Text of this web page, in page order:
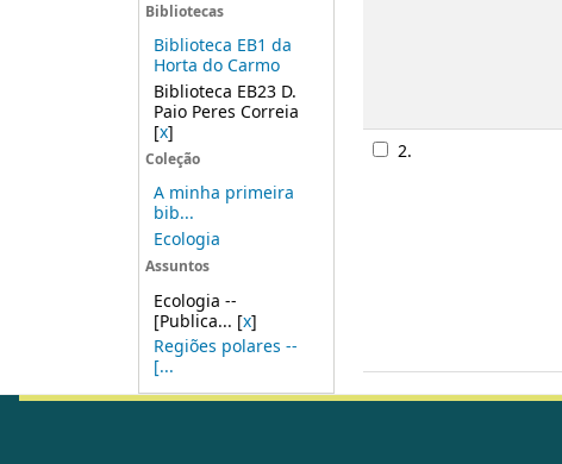
Bibliotecas
Biblioteca EB1 da
Horta do Carmo
Biblioteca EB23 D.
Paio Peres Correia
[x]
Coleção
A minha primeira
bib...
Ecologia
Assuntos
Ecologia --
[Publica... [x]
Regiões polares --
[...
2.